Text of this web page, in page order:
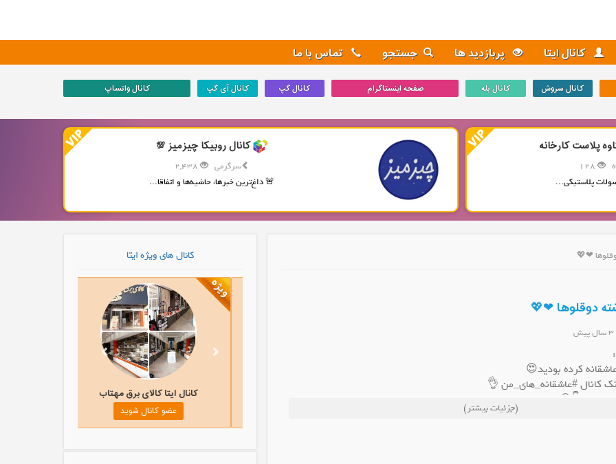
کانال ایتا پربازدید ها جستجو تماس با ما
کانال سروش کانال بله صفحه اینستاگرام کانال گپ کانال آی گپ کانال واتساپ
پلاست کارخانه
128
پلاستیکی...
کانال روبیکا چیزمیز 💯
سرگرمی
🚨 داغ‌ترین خبرها، حاشیه‌ها و اتفاقا...
❤💖
دوقلوها ❤💖
3 سال پیش
کرده بودید😍
کانال #عاشقانه_های_من 👌
دید اعضا👇😋
(جزئیات بیشتر)
کانال های ویژه ایتا
کانال ایتا کالای برق مهتاب
عضو کانال شوید
کانال ایتا گنجینه | اعجاز کلام کوتاه ایتا منطق دین